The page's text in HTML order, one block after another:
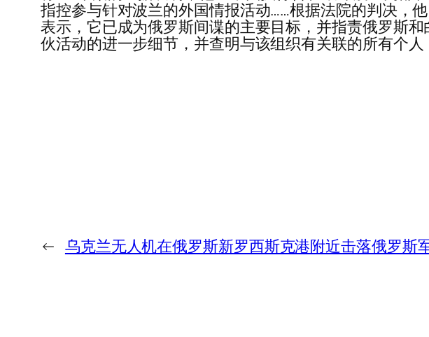
指控参与针对波兰的外国情报活动……根据法院的判决，
表示，它已成为俄罗斯间谍的主要目标，并指责俄罗斯
伙活动的进一步细节，并查明与该组织有关联的所有个
← 乌克兰无人机在俄罗斯新罗西斯克港附近击落俄罗斯